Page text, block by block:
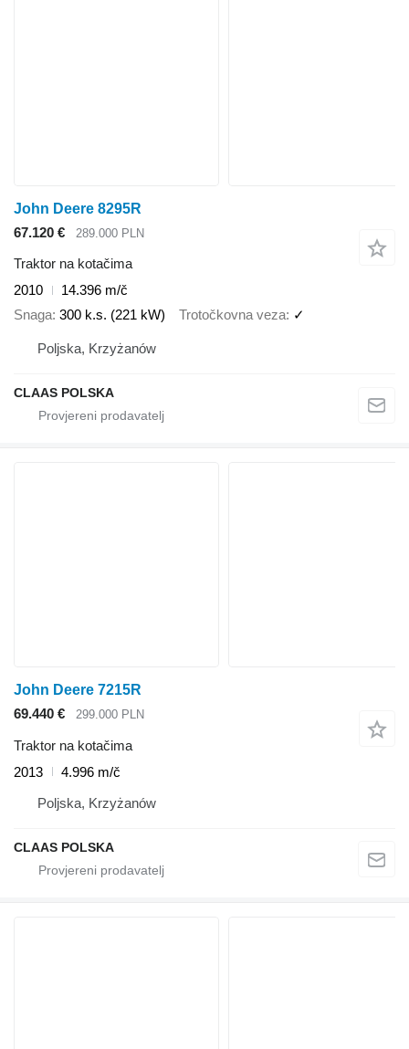
John Deere 8295R
67.120 €
289.000 PLN
Traktor na kotačima
2010
14.396 m/č
Snaga 300 k.s. (221 kW) Trotočkovna veza ✓
Poljska, Krzyżanów
CLAAS POLSKA
John Deere 7215R
69.440 €
299.000 PLN
Traktor na kotačima
2013
4.996 m/č
Poljska, Krzyżanów
CLAAS POLSKA